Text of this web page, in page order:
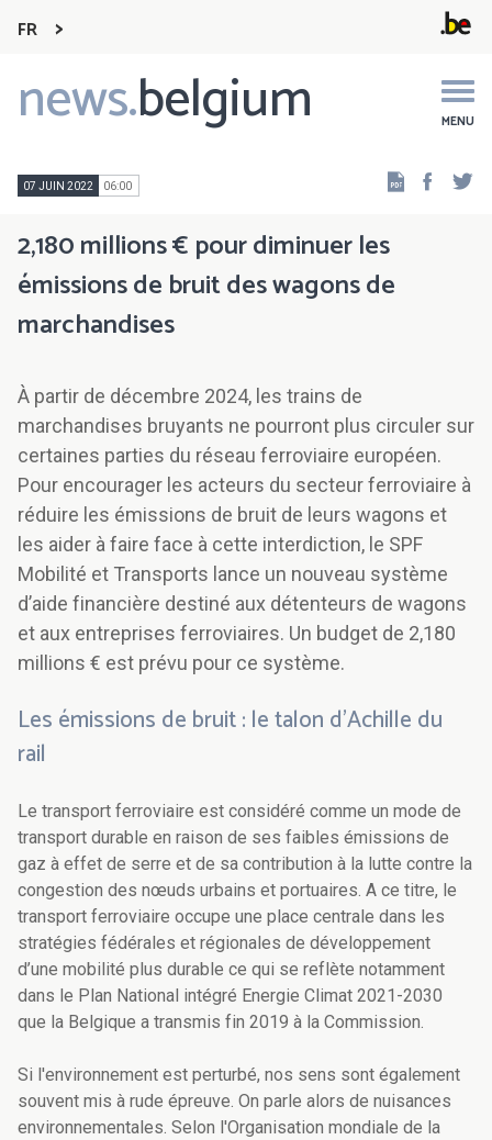
FR
news.belgium MENU
Main
navigation
07 JUIN 2022 06:00
2,180 millions € pour diminuer les
émissions de bruit des wagons de
marchandises
À partir de décembre 2024, les trains de
marchandises bruyants ne pourront plus circuler sur
certaines parties du réseau ferroviaire européen.
Pour encourager les acteurs du secteur ferroviaire à
réduire les émissions de bruit de leurs wagons et
les aider à faire face à cette interdiction, le SPF
Mobilité et Transports lance un nouveau système
d’aide financière destiné aux détenteurs de wagons
et aux entreprises ferroviaires. Un budget de 2,180
millions € est prévu pour ce système.
Les émissions de bruit : le talon d’Achille du
rail
Le transport ferroviaire est considéré comme un mode de
transport durable en raison de ses faibles émissions de
gaz à effet de serre et de sa contribution à la lutte contre la
congestion des nœuds urbains et portuaires. A ce titre, le
transport ferroviaire occupe une place centrale dans les
stratégies fédérales et régionales de développement
d’une mobilité plus durable ce qui se reflète notamment
dans le Plan National intégré Energie Climat 2021-2030
que la Belgique a transmis fin 2019 à la Commission.
Si l'environnement est perturbé, nos sens sont également
souvent mis à rude épreuve. On parle alors de nuisances
environnementales. Selon l'Organisation mondiale de la